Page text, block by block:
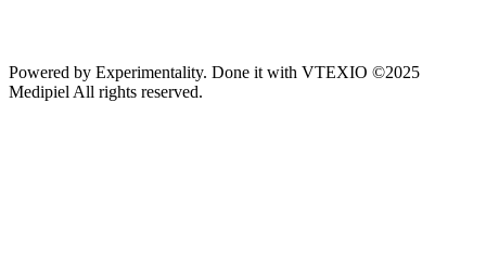
Powered by Experimentality. Done it with VTEXIO ©2025
Medipiel All rights reserved.